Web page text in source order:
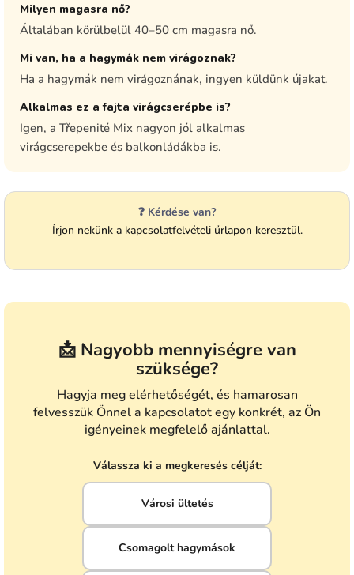
Milyen magasra nő?
Általában körülbelül 40–50 cm magasra nő.
Mi van, ha a hagymák nem virágoznak?
Ha a hagymák nem virágoznának, ingyen küldünk újakat.
Alkalmas ez a fajta virágcserépbe is?
Igen, a Třepenité Mix nagyon jól alkalmas
virágcserepekbe és balkonládákba is.
❓ Kérdése van?
Írjon nekünk a kapcsolatfelvételi űrlapon keresztül.
📩 Nagyobb mennyiségre van
szüksége?
Hagyja meg elérhetőségét, és hamarosan
felvesszük Önnel a kapcsolatot egy konkrét, az Ön
igényeinek megfelelő ajánlattal.
Válassza ki a megkeresés célját:
Városi ültetés
Csomagolt hagymások